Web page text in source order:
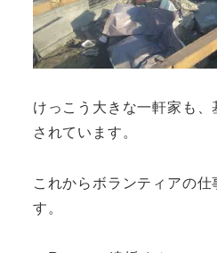
けっこう大きな一軒家も
されています。
これからボランティアの
す。